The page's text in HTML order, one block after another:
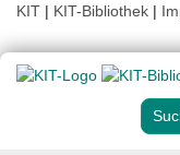
KIT | KIT-Bibliothek |